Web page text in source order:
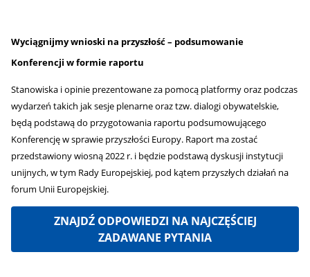
Wyciągnijmy wnioski na przyszłość – podsumowanie
Konferencji w formie raportu
Stanowiska i opinie prezentowane za pomocą platformy oraz podczas
wydarzeń takich jak sesje plenarne oraz tzw. dialogi obywatelskie,
będą podstawą do przygotowania raportu podsumowującego
Konferencję w sprawie przyszłości Europy. Raport ma zostać
przedstawiony wiosną 2022 r. i będzie podstawą dyskusji instytucji
unijnych, w tym Rady Europejskiej, pod kątem przyszłych działań na
forum Unii Europejskiej.
ZNAJDŹ ODPOWIEDZI NA NAJCZĘŚCIEJ
ZADAWANE PYTANIA